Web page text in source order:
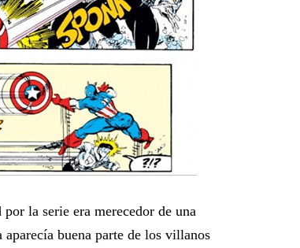
la serie era merecedor de una
buena parte de los villanos